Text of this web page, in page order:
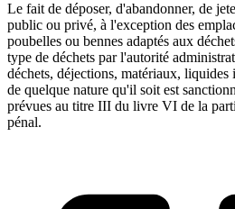
Le fait de déposer, d'abandonner, de
public ou privé, à l'exception des
poubelles ou bennes adaptés aux
type de déchets par l'autorité
déchets, déjections, matériaux,
de quelque nature qu'il soit est
prévues au titre III du livre VI de la
pénal.